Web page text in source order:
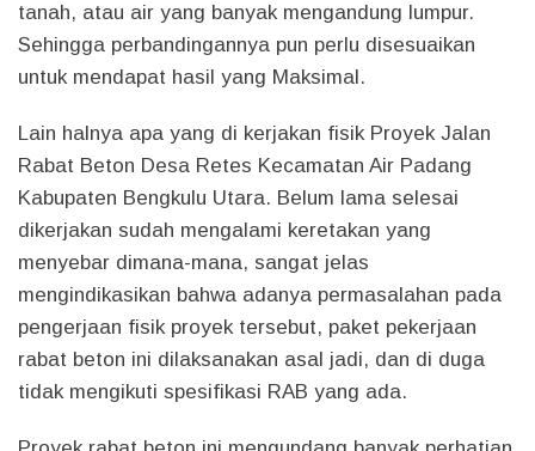
tanah, atau air yang banyak mengandung lumpur.
Sehingga perbandingannya pun perlu disesuaikan
untuk mendapat hasil yang Maksimal.
Lain halnya apa yang di kerjakan fisik Proyek Jalan
Rabat Beton Desa Retes Kecamatan Air Padang
Kabupaten Bengkulu Utara. Belum lama selesai
dikerjakan sudah mengalami keretakan yang
menyebar dimana-mana, sangat jelas
mengindikasikan bahwa adanya permasalahan pada
pengerjaan fisik proyek tersebut, paket pekerjaan
rabat beton ini dilaksanakan asal jadi, dan di duga
tidak mengikuti spesifikasi RAB yang ada.